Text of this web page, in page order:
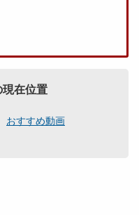
現在位置
おすすめ動画